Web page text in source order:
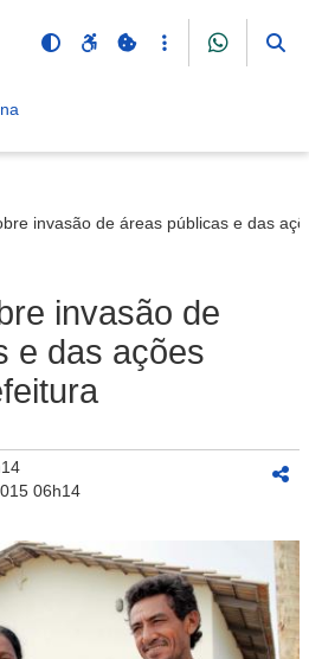
invasão de áreas públicas e das
invasão de
e das ações
06h14